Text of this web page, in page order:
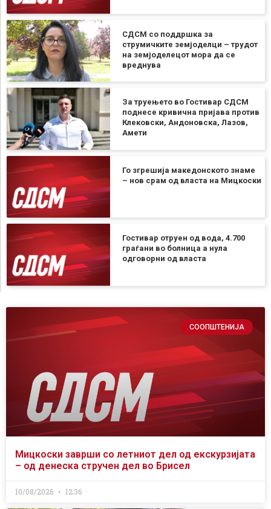
СДСМ со поддршка за
струмичките земјоделци – трудот
на земјоделецот мора да се
вреднува
За труењето во Гостивар СДСМ
поднесе кривична пријава против
Клековски, Андоновска, Лазов,
Амети
Го згрешија македонското знаме
– нов срам од власта на Мицкоски
Гостивар отруен од вода, 4.700
граѓани во болница а нула
одговорни од власта
СООПШТЕНИЈА
Мицкоски заврши со летниот дел од екскурзијата
– од денеска стручен дел во Брисел
10/08/2026 12:36